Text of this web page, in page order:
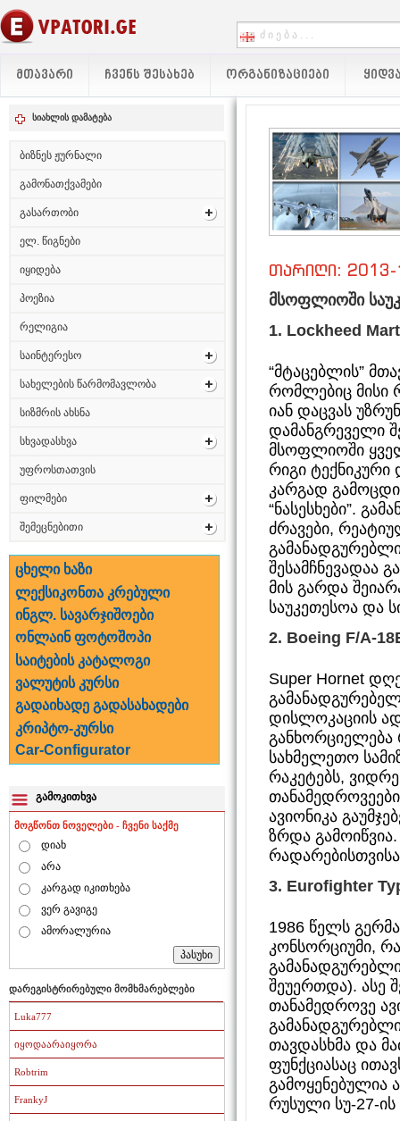
ᲛᲗᲐᲕᲐᲠᲘ ᲩᲕᲔᲜᲡ ᲨᲔᲡᲐᲮᲔᲑ ᲝᲠᲒᲐᲜᲘᲖᲐᲪᲘᲔᲑᲘ
სიახლის დამატება
ბიზნეს ჟურნალი
გამონათქვამები
გასართობი
ელ. წიგნები
იყიდება
პოეზია
რელიგია
საინტერესო
სახელების წარმომავლობა
სიზმრის ახსნა
სხვადასხვა
უფროსთათვის
ფილმები
შემეცნებითი
ცხელი ხაზი
ლექსიკონთა კრებული
ინგლ. სავარჯიშოები
ონლაინ ფოტოშოპი
საიტების კატალოგი
ვალუტის კურსი
გადაიხადე გადასახადები
კრიპტო-კურსი
Car-Configurator
გამოკითხვა
მოგწონთ ნოველები - ჩვენი საქმე
დიახ
არა
კარგად იკითხება
ვერ გავიგე
ამორალურია
დარეგისტრირებული მომხმარებლები
Luka777
იყოდაარაიყორა
Robtrim
FrankyJ
თარიღი:
მსოფლიოში
1. Lockheed
“მტაცებლის”
რომლებიც მისი
იან დაცვას
დამანგრეველი
მსოფლიოში
რიგი ტექნიკური
კარგად
“ნასესხები”.
ძრავები,
შესამჩნევადაა
მის გარდა
საუკეთესოა და
2. Boeing F/A-
Super Hornet
დისლოკაციის
განხორციელება
სახმელეთო
რაკეტებს,
ავიონიკა
ზრდა
3. Eurofighter
1986 წელს
კონსორციუმი,
შეუერთდა). ასე
თანამედროვე
თავდასხმა და
ფუნქციასაც
რუსული სუ-27-